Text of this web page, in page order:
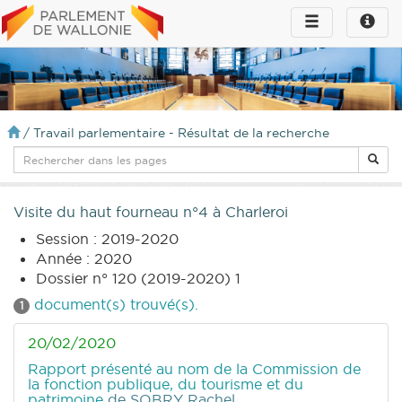
Toggle
infos
Toggle
navigation
/ Travail parlementaire - Résultat de la recherche
Visite du haut fourneau n°4 à Charleroi
Session : 2019-2020
Année : 2020
Dossier n° 120 (2019-2020) 1
1 document(s) trouvé(s).
20/02/2020
Rapport présenté au nom de la Commission de
la fonction publique, du tourisme et du